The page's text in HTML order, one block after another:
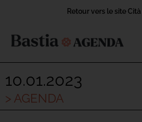
Retour vers le site
10.01.2023
> AGENDA